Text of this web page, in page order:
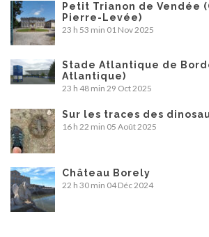
Petit Trianon de Vendée
Pierre-Levée)
23 h 53 min 01 Nov 2025
Stade Atlantique de
Atlantique)
23 h 48 min 29 Oct 2025
Sur les traces des
16 h 22 min 05 Août 2025
Château Borely
22 h 30 min 04 Déc 2024